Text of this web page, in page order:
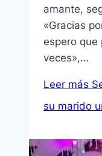
amante,
«Gracias
espero que
veces»,…
Leer más
su marido